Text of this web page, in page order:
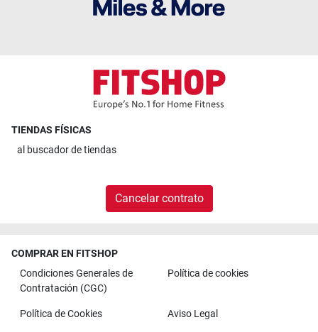
TIENDAS FÍSICAS
al buscador de tiendas
Cancelar contrato
COMPRAR EN FITSHOP
Condiciones Generales de
Contratación (CGC)
Política de cookies
Política de Cookies Aviso Legal